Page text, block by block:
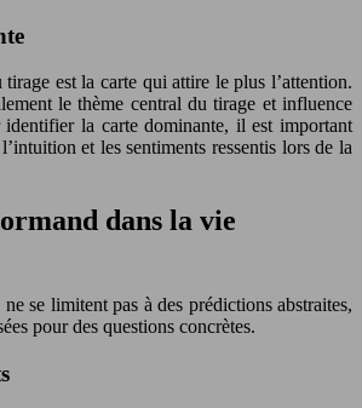
est la carte qui attire le plus l’attention.
le thème central du tirage et influence
identifier la carte dominante, il est important
et les sentiments ressentis lors de la
dans la vie
se limitent pas à des prédictions abstraites,
pour des questions concrètes.